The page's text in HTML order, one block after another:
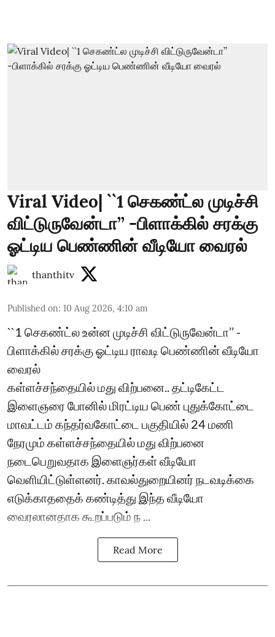
Viral Video| ``1 செகண்ட்ல முடிச்சி
விட்டுருவேன்டா’’ -பிளாக்கில் சரக்கு
ஓட்டிய பெண்ணின் வீடியோ வைரல்
thanthitv
Published on: 10 Aug 2026, 4:10 am
``1 செகண்ட்ல உன்ன முடிச்சி விட்டுருவேன்டா’’ -
பிளாக்கில் சரக்கு ஓட்டிய ராவடி பெண்ணின் வீடியோ
வைரல்
கள்ளச்சந்தையில் மது விற்பனை.. தட்டிகேட்ட
இளைஞரை போனில் மிரட்டிய பெண் புதுக்கோட்டை
மாவட்டம் கந்தர்வகோட்டை பகுதியில் 24 மணி
நேரமும் கள்ளச்சந்தையில் மது விற்பனை
நடைபெறுவதாக இளைஞர்கள் வீடியோ
வெளியிட்டுள்ளனர். காவல்துறையினர் நடவடிக்கை
எடுக்காததைக் கண்டித்து இந்த வீடியோ
வைரலானதாக கூறப்படும் ந ...
Read More